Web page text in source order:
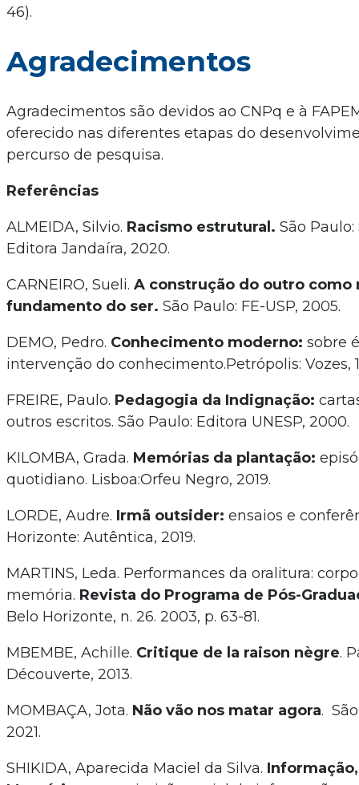
46).
Agradecimentos
Agradecimentos são devidos ao CNPq e à
oferecido nas diferentes etapas do
percurso de pesquisa.
Referências
ALMEIDA, Silvio. Racismo estrutural. São
Editora Jandaíra, 2020.
CARNEIRO, Sueli. A construção do outro como
fundamento do ser. São Paulo: FE-USP, 2005.
DEMO, Pedro. Conhecimento moderno: sobre
intervenção do conhecimento.Petrópolis: Vozes,
FREIRE, Paulo. Pedagogia da Indignação:
outros escritos. São Paulo: Editora UNESP, 2000.
KILOMBA, Grada. Memórias da plantação:
quotidiano. Lisboa:Orfeu Negro, 2019.
LORDE, Audre. Irmã outsider: ensaios e
Horizonte: Autêntica, 2019.
MARTINS, Leda. Performances da oralitura:
memória. Revista do Programa de Pós-
Belo Horizonte, n. 26. 2003, p. 63-81.
MBEMBE, Achille. Critique de la raison nègre.
Découverte, 2013.
MOMBAÇA, Jota. Não vão nos matar agora.
2021.
SHIKIDA, Aparecida Maciel da Silva.